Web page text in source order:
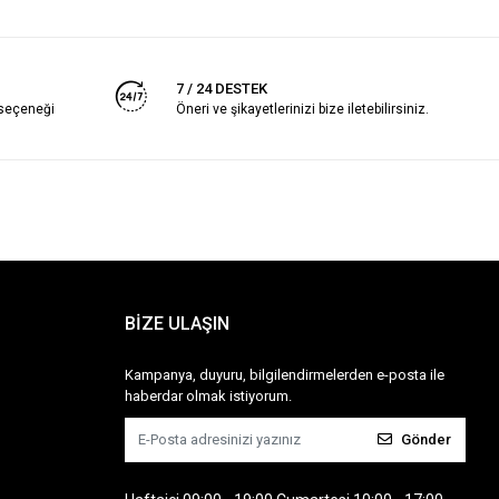
7 / 24 DESTEK
Öneri ve şikayetlerinizi bize iletebilirsiniz.
BİZE ULAŞIN
Kampanya, duyuru, bilgilendirmelerden e-posta ile
haberdar olmak istiyorum.
Gönder